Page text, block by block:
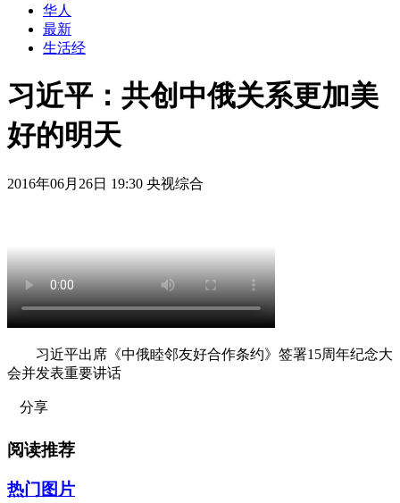
华人
最新
生活经
习近平：共创中俄关系更加美
好的明天
2016年06月26日 19:30 央视综合
习近平出席《中俄睦邻友好合作条约》签署15周年纪念大
会并发表重要讲话
分享
阅读推荐
热门图片